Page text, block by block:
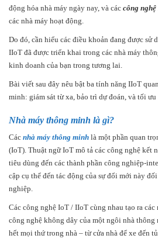
động hóa nhà máy ngày nay, và các công
các nhà máy hoạt động.
Do đó, cần hiểu các điều khoản đang được sử
IIoT đã được triển khai trong các nhà máy
kinh doanh của bạn trong tương lai.
Bài viết sau đây nêu bật ba tính năng IIoT
minh: giám sát từ xa, bảo trì dự đoán, và tối ưu
Nhà máy thông minh là gì?
Các nhà máy thông minh là một phần quan
(IoT). Thuật ngữ IoT mô tả các công nghệ kết
tiêu dùng đến các thành phần công nghiệp-
cập cụ thể đến tác động của sự đổi mới này
nghiệp.
Các công nghệ IoT / IIoT cùng nhau tạo ra
công nghệ không dây của một ngôi nhà
hết mọi thứ trong nhà – từ cửa nhà để xe đến